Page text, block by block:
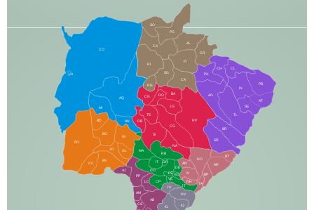
CO
AQ
MI
AN
CX
RI
AL
CR
FI
SG
BA
CA
PA
CH CL
PB
SE
TL
AG
BR
SR
BT
AR
RP
RO
JG
CG
SI
NA
TA
NH
JT
RB
MA
IT
DR
DO
CP
JU
NV
IQ
BD
BO
NI
JD
PO
BV
CC
PP
AJ
LC
AM
AB
DB
TE
CS
IG
IN
NO
BP
RN
CN
GL
AN
IV
FS
VC
GD
DE
AT
PG
SO
LA